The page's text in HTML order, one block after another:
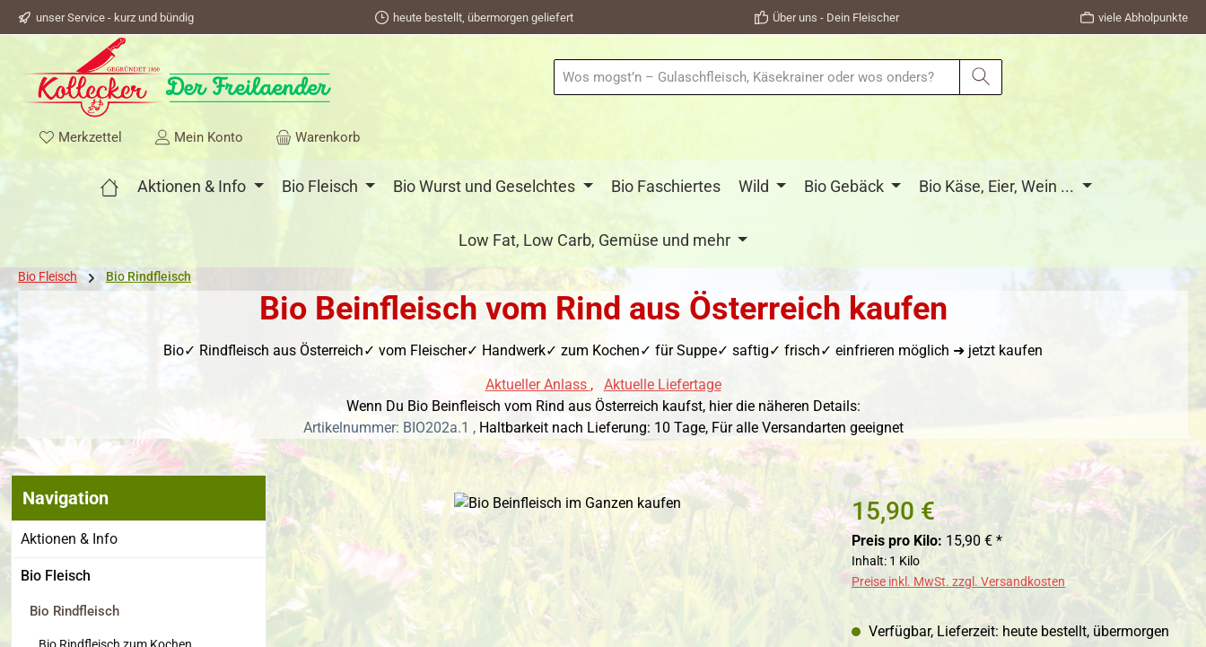
Zur Hauptnavigation springen
unser Service - kurz und bündig heute bestellt, übermorgen geliefert Über uns - Dein Fleischer viele Abholpunkte
Merkzettel Du hast 0 Produkte auf dem Merkzettel
Mein Konto Warenkorb
Aktionen & Info Bio Fleisch Bio Wurst und Geselchtes Bio Faschiertes Wild Bio Gebäck Bio Käse, Eier, Wein ...
Low Fat, Low Carb, Gemüse und mehr
Bio Fleisch Bio Rindfleisch
Bio Beinfleisch vom Rind aus Österreich kaufen
Bio✓ Rindfleisch aus Österreich✓ vom Fleischer✓ Handwerk✓ zum Kochen✓ für Suppe✓ saftig✓ frisch✓ einfrieren möglich ➜ jetzt kaufen
Aktueller Anlass ,
Aktuelle Liefertage
Wenn Du Bio Beinfleisch vom Rind aus Österreich kaufst, hier die näheren Details:
Artikelnummer: BIO202a.1 , Haltbarkeit nach Lieferung: 10 Tage, Für alle Versandarten geeignet
Navigation
Aktionen & Info
Bio Fleisch
Bio Rindfleisch
Bildergalerie überspringen 15,90 €
Preis pro Kilo: 15,90 € *
Inhalt: 1 Kilo
Preise inkl. MwSt. zzgl. Versandkosten
Verfügbar, Lieferzeit: heute bestellt, übermorgen